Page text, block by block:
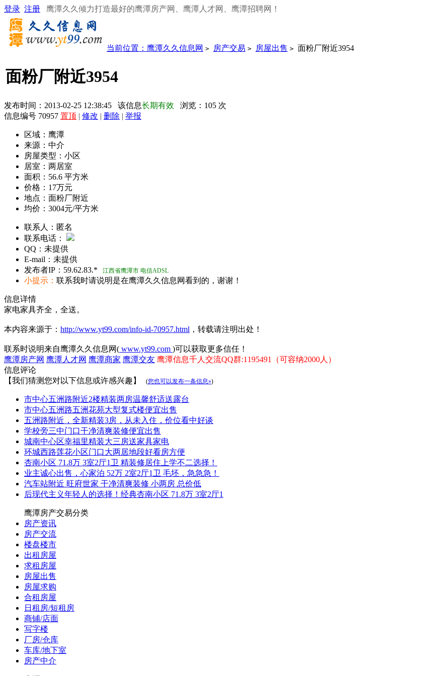
登录 注册 鹰潭久久倾力打造最好的鹰潭房产网、鹰潭人才网、鹰潭招聘网！
当前位置： 鹰潭久久信息网 > 房产交易 > 房屋出售 > 面粉厂附近3954
面粉厂附近3954
发布时间：2013-02-25 12:38:45 该信息长期有效 浏览： 105 次
信息编号 70957 置顶 | 修改 | 删除 | 举报
区域： 鹰潭
来源： 中介
房屋类型： 小区
居室： 两居室
面积： 56.6 平方米
价格： 17万元
地点： 面粉厂附近
均价： 3004元/平方米
联系人： 匿名
联系电话：
QQ： 未提供
E-mail： 未提供
发布者IP： 59.62.83.* 江西省鹰潭市 电信ADSL
小提示： 联系我时请说明是在鹰潭久久信息网看到的，谢谢！
信息详情
家电家具齐全，全送。
本内容来源于： http://www.yt99.com/info-id-70957.html ，转载请注明出处！
联系时说明来自鹰潭久久信息网( www.yt99.com )可以获取更多信任！
鹰潭房产网 鹰潭人才网 鹰潭商家 鹰潭交友 鹰潭信息千人交流QQ群:1195491（可容纳2000人）
信息评论
【我们猜测您对以下信息或许感兴趣】
(您也可以发布一条信息»)
市中心五洲路附近2楼精装两房温馨舒适送露台
市中心五洲路五洲花苑大型复式楼便宜出售
五洲路附近，全新精装3房，从未入住，价位看中好谈
学校旁三中门口干净清爽装修便宜出售
城南中心区幸福里精装大三房送家具家电
环城西路莲花小区门口大两居地段好看房方便
杏南小区 71.8万 3室2厅1卫 精装修居住上学不二选择！
业主诚心出售，心家泊 52万 2室2厅1卫 毛坯，急急急！
汽车站附近 旺府世家 干净清爽装修 小两房 总价低
后现代主义年轻人的选择！经典杏南小区 71.8万 3室2厅1
鹰潭房产交易分类
房产资讯
房产交流
楼盘楼市
出租房屋
求租房屋
房屋出售
房屋求购
合租房屋
日租房/短租房
商铺/店面
写字楼
厂房/仓库
车库/地下室
房产中介